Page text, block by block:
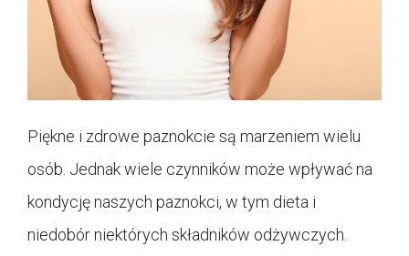
Piękne i zdrowe paznokcie są marzeniem wielu
osób. Jednak wiele czynników może wpływać na
kondycję naszych paznokci, w tym dieta i
niedobór niektórych składników odżywczych.